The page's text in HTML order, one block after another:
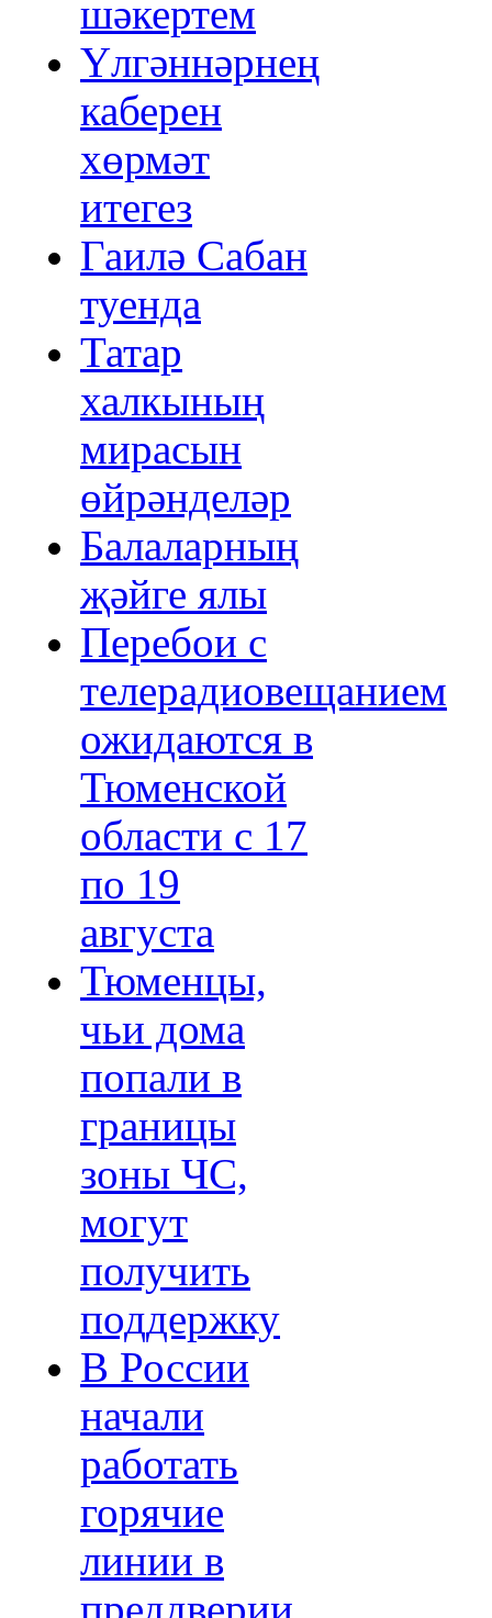
шәкертем
Үлгәннәрнең
каберен
хөрмәт
итегез
Гаилә Сабан
туенда
Татар
халкының
мирасын
өйрәнделәр
Балаларның
җәйге ялы
Перебои с
телерадиовещанием
ожидаются в
Тюменской
области с 17
по 19
августа
Тюменцы,
чьи дома
попали в
границы
зоны ЧС,
могут
получить
поддержку
В России
начали
работать
горячие
линии в